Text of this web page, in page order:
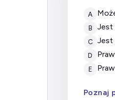
A
B
C
D
E
Poznaj